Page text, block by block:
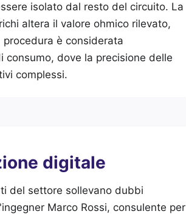
isolato dal resto del circuito. La
altera il valore ohmico rilevato,
è considerata
dove la precisione delle
complessi.
digitale
del settore sollevano dubbi
Marco Rossi, consulente per